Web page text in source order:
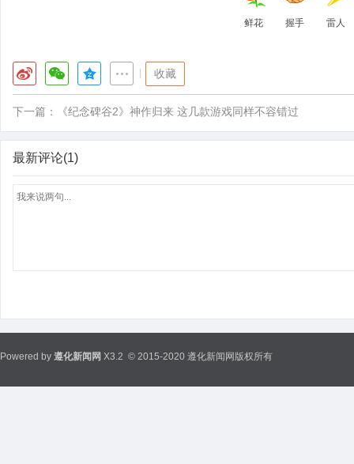
鲜花 握手 雷人
收藏
下一篇： 《纪念碑谷2》神作归来 这几款游戏同样不容错过
最新评论(1)
Powered by 遵化新闻网 X3.2 © 2015-2020 遵化新闻网版权所有